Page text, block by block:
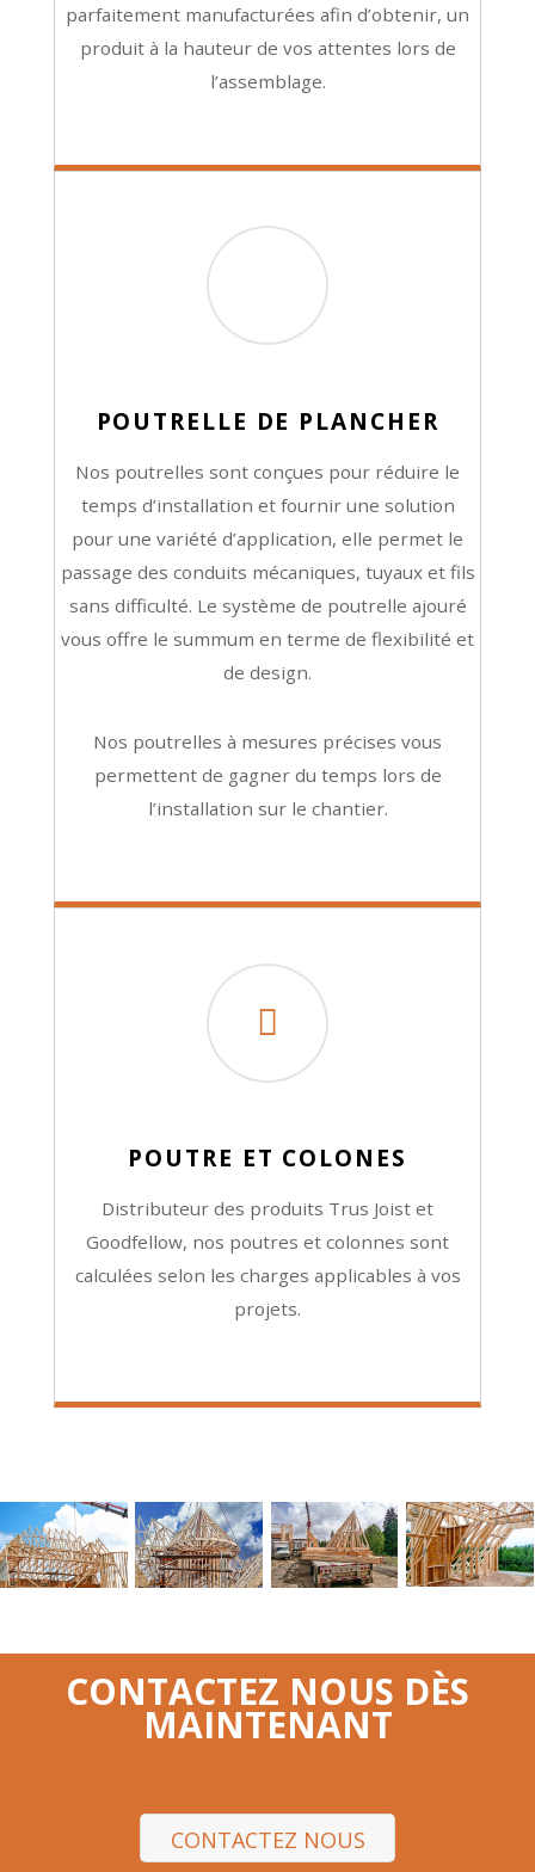
parfaitement manufacturées afin d’obtenir, un
produit à la hauteur de vos attentes lors de
l’assemblage.
POUTRELLE DE PLANCHER
Nos poutrelles sont conçues pour réduire le
temps d’installation et fournir une solution
pour une variété d’application, elle permet le
passage des conduits mécaniques, tuyaux et fils
sans difficulté. Le système de poutrelle ajouré
vous offre le summum en terme de flexibilité et
de design.
Nos poutrelles à mesures précises vous
permettent de gagner du temps lors de
l’installation sur le chantier.
POUTRE ET COLONES
Distributeur des produits Trus Joist et
Goodfellow, nos poutres et colonnes sont
calculées selon les charges applicables à vos
projets.
CONTACTEZ NOUS DÈS
MAINTENANT
CONTACTEZ NOUS